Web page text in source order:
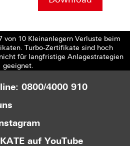
von 10 Kleinanlegern Verluste beim
Turbo-Zertifikate sind hoch
für langfristige Anlagestrategien
geeignet.
0800/4000 910
auf YouTube